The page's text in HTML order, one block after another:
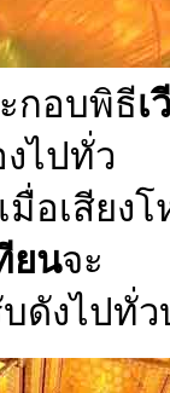
กอบพิธีเ
ไปทั่ว
มื่อเสียง
ยนจะ
บดังไปทั่